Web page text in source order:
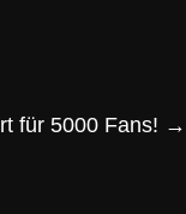
für 5000 Fans! →